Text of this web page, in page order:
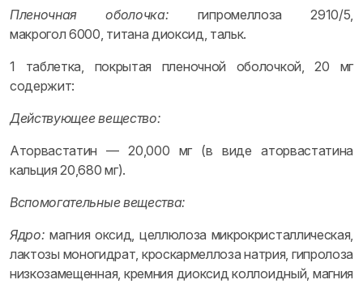
Пленочная оболочка: гипромеллоза 2910/5,
макрогол 6000, титана диоксид, тальк.
1 таблетка, покрытая пленочной оболочкой, 20 мг
содержит:
Действующее вещество:
Аторвастатин — 20,000 мг (в виде аторвастатина
кальция 20,680 мг).
Вспомогательные вещества:
Ядро: магния оксид, целлюлоза микрокристаллическая,
лактозы моногидрат, кроскармеллоза натрия, гипролоза
низкозамещенная, кремния диоксид коллоидный, магния